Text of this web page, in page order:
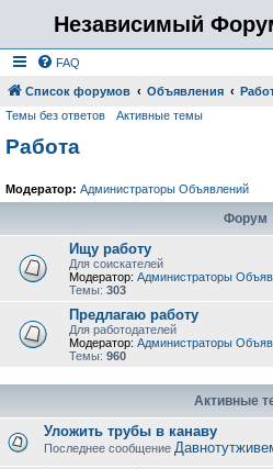
Независимый
FAQ
Список форумов Объявления
Темы без ответов Активные темы
Работа
Модератор: Администраторы Объявлений
Форум
Ищу работу
Для соискателей
Модератор: Администраторы
Темы: 303
Предлагаю работу
Для работодателей
Модератор: Администраторы
Темы: 960
Активные
Уложить трубы в канаву
Последнее сообщение